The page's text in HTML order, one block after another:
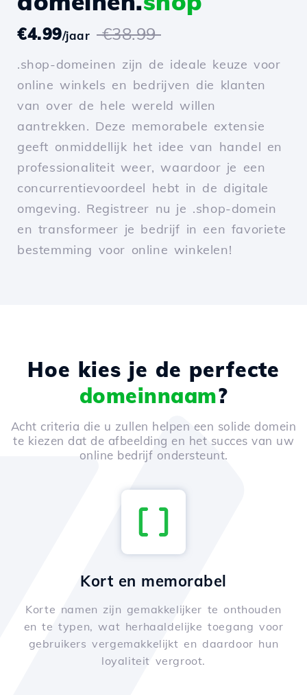
€4.99/jaar €38.99
.shop-domeinen zijn de ideale keuze voor
online winkels en bedrijven die klanten
van over de hele wereld willen
aantrekken. Deze memorabele extensie
geeft onmiddellijk het idee van handel en
professionaliteit weer, waardoor je een
concurrentievoordeel hebt in de digitale
omgeving. Registreer nu je .shop-domein
en transformeer je bedrijf in een favoriete
bestemming voor online winkelen!
Hoe kies je de perfecte
domeinnaam?
Acht criteria die u zullen helpen een solide domein
te kiezen dat de afbeelding en het succes van uw
online bedrijf ondersteunt.
Kort en memorabel
Korte namen zijn gemakkelijker te onthouden
en te typen, wat herhaaldelijke toegang voor
gebruikers vergemakkelijkt en daardoor hun
loyaliteit vergroot.